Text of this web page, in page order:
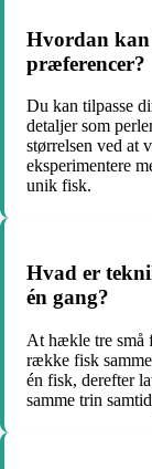
Hvordan kan
præferencer?
Du kan tilpasse
detaljer som
størrelsen ved at
eksperimentere
unik fisk.
Hvad er
én gang?
At hækle tre små
række fisk
én fisk, derefter
samme trin